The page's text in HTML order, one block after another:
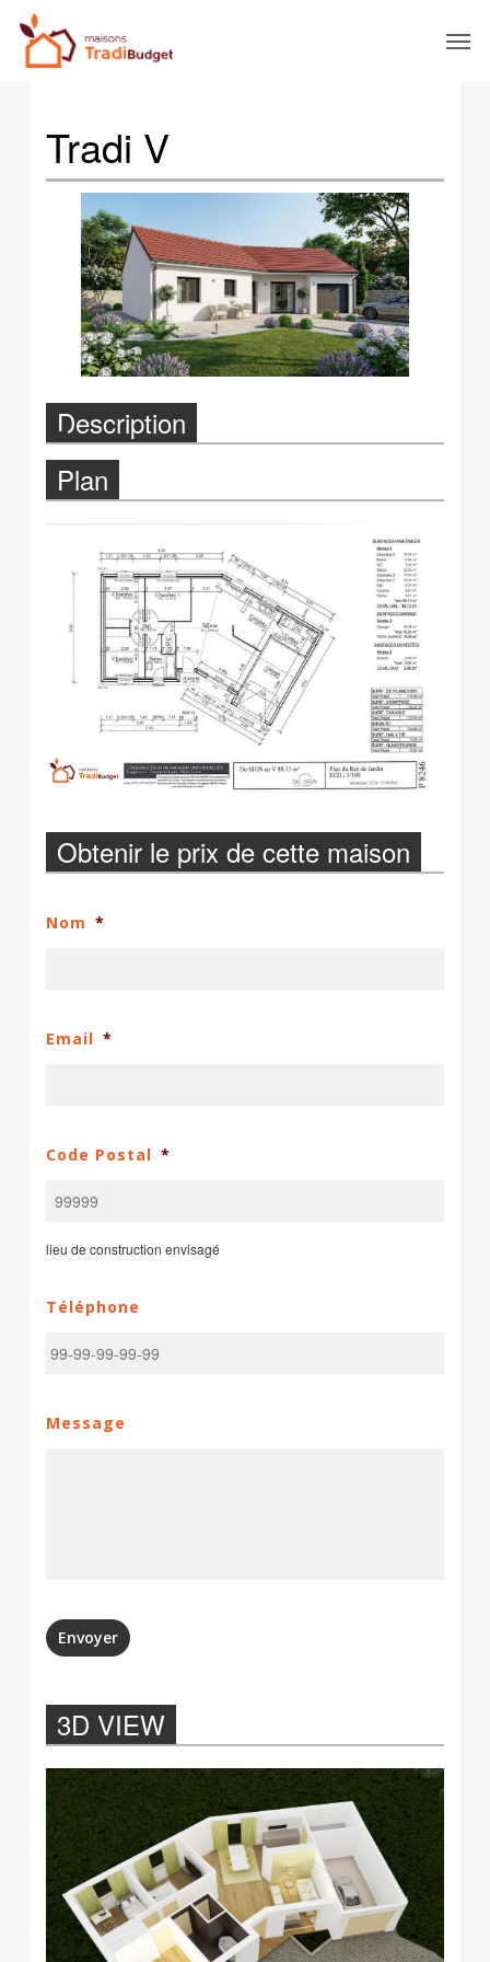
Tradi V
Description
Plan
Obtenir le prix de cette maison
Nom *
Email *
Code Postal *
lieu de construction envisagé
Téléphone
Message
Envoyer
3D VIEW